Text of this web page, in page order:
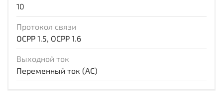
10
Протокол связи
OCPP 1.5, OCPP 1.6
Выходной ток
Переменный ток (AC)